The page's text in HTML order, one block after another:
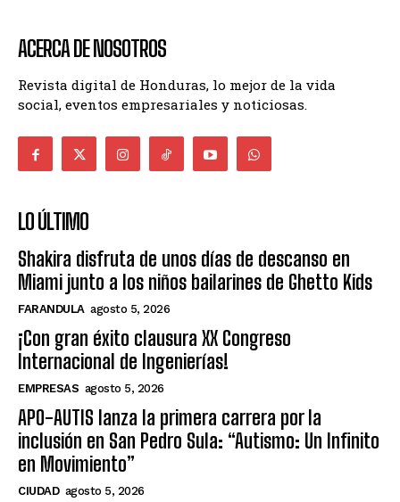
ACERCA DE NOSOTROS
Revista digital de Honduras, lo mejor de la vida
social, eventos empresariales y noticiosas.
LO ÚLTIMO
Shakira disfruta de unos días de descanso en
Miami junto a los niños bailarines de Ghetto Kids
FARANDULA agosto 5, 2026
¡Con gran éxito clausura XX Congreso
Internacional de Ingenierías!
EMPRESAS agosto 5, 2026
APO-AUTIS lanza la primera carrera por la
inclusión en San Pedro Sula: “Autismo: Un Infinito
en Movimiento”
CIUDAD agosto 5, 2026